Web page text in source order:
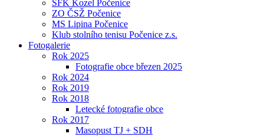
SFK Kozel Počenice
ZO ČSŽ Počenice
MS Lipina Počenice
Klub stolního tenisu Počenice z.s.
Fotogalerie
Rok 2025
Fotografie obce březen 2025
Rok 2024
Rok 2019
Rok 2018
Letecké fotografie obce
Rok 2017
Masopust TJ + SDH